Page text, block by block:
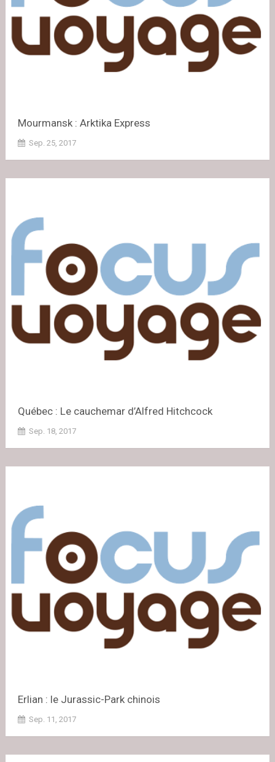
Mourmansk : Arktika Express
Sep. 25, 2017
Québec : Le cauchemar d’Alfred Hitchcock
Sep. 18, 2017
Erlian : le Jurassic-Park chinois
Sep. 11, 2017